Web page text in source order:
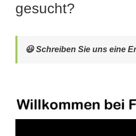
gesucht?
😃 Schreiben Sie uns eine